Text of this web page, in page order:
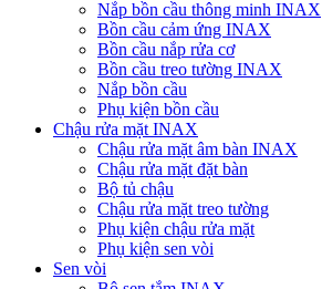
Nắp bồn cầu thông minh INAX
Bồn cầu cảm ứng INAX
Bồn cầu nắp rửa cơ
Bồn cầu treo tường INAX
Nắp bồn cầu
Phụ kiện bồn cầu
Chậu rửa mặt INAX
Chậu rửa mặt âm bàn INAX
Chậu rửa mặt đặt bàn
Bộ tủ chậu
Chậu rửa mặt treo tường
Phụ kiện chậu rửa mặt
Phụ kiện sen vòi
Sen vòi